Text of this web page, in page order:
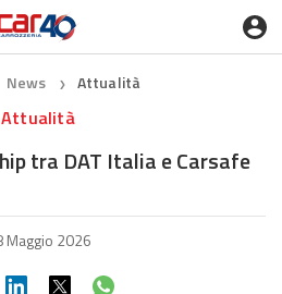
News ❯ Attualità
Attualità
tra DAT Italia e Carsafe
Maggio 2026